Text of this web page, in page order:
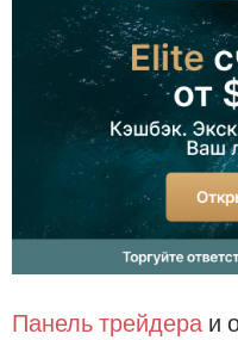
Панель трейдера и